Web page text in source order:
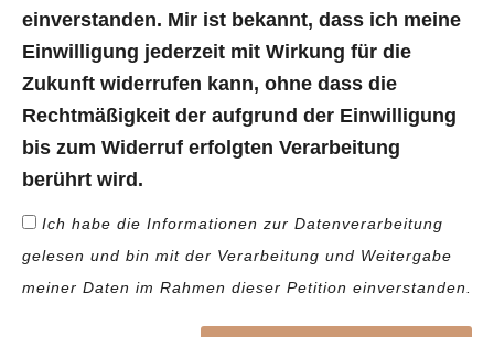
einverstanden. Mir ist bekannt, dass ich meine
Einwilligung jederzeit mit Wirkung für die
Zukunft widerrufen kann, ohne dass die
Rechtmäßigkeit der aufgrund der Einwilligung
bis zum Widerruf erfolgten Verarbeitung
berührt wird.
Ich habe die Informationen zur Datenverarbeitung
gelesen und bin mit der Verarbeitung und Weitergabe
meiner Daten im Rahmen dieser Petition einverstanden.